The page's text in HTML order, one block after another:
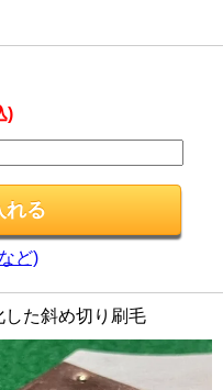
)
ど)
た斜め切り刷毛